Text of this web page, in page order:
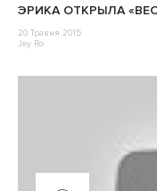
ЭРИКА ОТКРЫЛА
20 Травня 2015
Jey Ro